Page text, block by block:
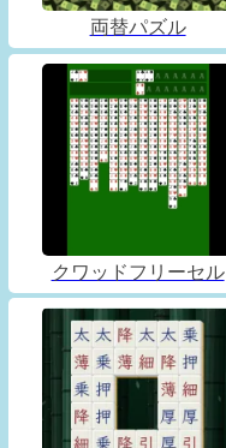
両替パズル
クワッドフリーセル